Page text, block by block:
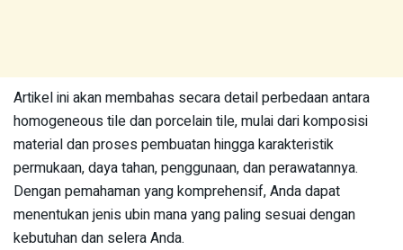
Artikel ini akan membahas secara detail perbedaan antara
homogeneous tile dan porcelain tile, mulai dari komposisi
material dan proses pembuatan hingga karakteristik
permukaan, daya tahan, penggunaan, dan perawatannya.
Dengan pemahaman yang komprehensif, Anda dapat
menentukan jenis ubin mana yang paling sesuai dengan
kebutuhan dan selera Anda.